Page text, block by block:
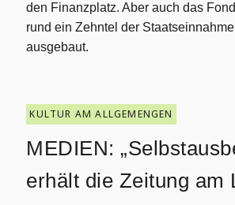
den Finanzplatz. Aber auch das
rund ein Zehntel der
ausgebaut.
KULTUR AM ALLGEMENGEN
MEDIEN:
erhält die Zeitung am